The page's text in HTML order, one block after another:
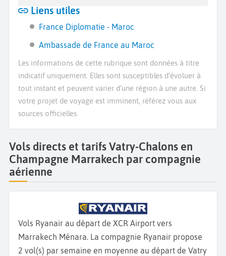
Liens utiles
France Diplomatie - Maroc
Ambassade de France au Maroc
Les informations de cette rubrique sont données à titre
indicatif uniquement. Elles sont susceptibles d’évoluer à
tout instant et peuvent varier d’une région à une autre. Si
votre projet de voyage est imminent, référez vous aux
sources officielles.
Vols directs et tarifs Vatry-Chalons en
Champagne Marrakech par compagnie
aérienne
Vols Ryanair au départ de XCR Airport vers
Marrakech Ménara. La compagnie Ryanair propose
2 vol(s) par semaine en moyenne au départ de Vatry